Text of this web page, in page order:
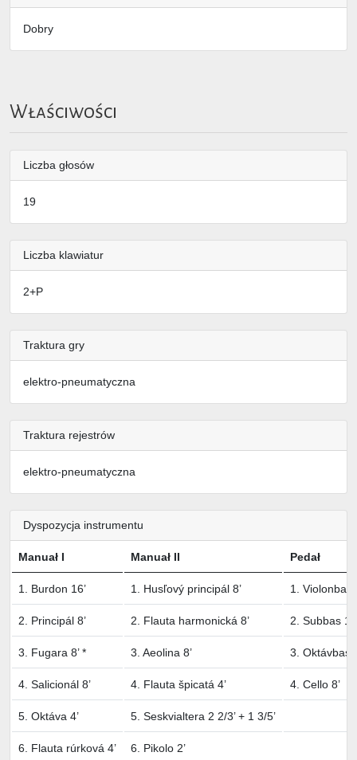
Dobry
Właściwości
Liczba głosów
19
Liczba klawiatur
2+P
Traktura gry
elektro-pneumatyczna
Traktura rejestrów
elektro-pneumatyczna
Dyspozycja instrumentu
Manuał I Manuał II Pedał
1. Burdon 16’ 1. Husľový principál 8’ 1. Violonbas
2. Principál 8’ 2. Flauta harmonická 8’ 2. Subbas
3. Fugara 8’ * 3. Aeolina 8’ 3. Oktávbas
4. Salicionál 8’ 4. Flauta špicatá 4’ 4. Cello 8’
5. Oktáva 4’ 5. Seskvialtera 2 2/3’ + 1 3/5’
6. Flauta rúrková 4’ 6. Pikolo 2’